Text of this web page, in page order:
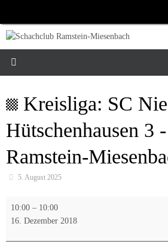
springen
Kreisliga: SC
Hütschenhausen 3
Ramstein-
5. August 2025
Kreisliga:
SC
Hütschenhausen
10:00 – 10:00
16. Dezember 2018